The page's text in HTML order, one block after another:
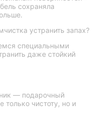
сохраняла
устранить запах?
специальными
даже стойкий
— подарочный
только чистоту, но и